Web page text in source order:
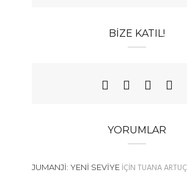
BIZE KATIL!
YORUMLAR
JUMANJI: YENI SEVIYEIÇINTUANA ARTUÇ